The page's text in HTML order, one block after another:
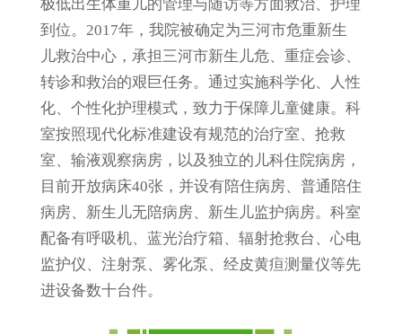
极低出生体重儿的管理与随访等方面救治、护理
到位。2017年，我院被确定为三河市危重新生
儿救治中心，承担三河市新生儿危、重症会诊、
转诊和救治的艰巨任务。通过实施科学化、人性
化、个性化护理模式，致力于保障儿童健康。科
室按照现代化标准建设有规范的治疗室、抢救
室、输液观察病房，以及独立的儿科住院病房，
目前开放病床40张，并设有陪住病房、普通陪住
病房、新生儿无陪病房、新生儿监护病房。科室
配备有呼吸机、蓝光治疗箱、辐射抢救台、心电
监护仪、注射泵、雾化泵、经皮黄疸测量仪等先
进设备数十台件。